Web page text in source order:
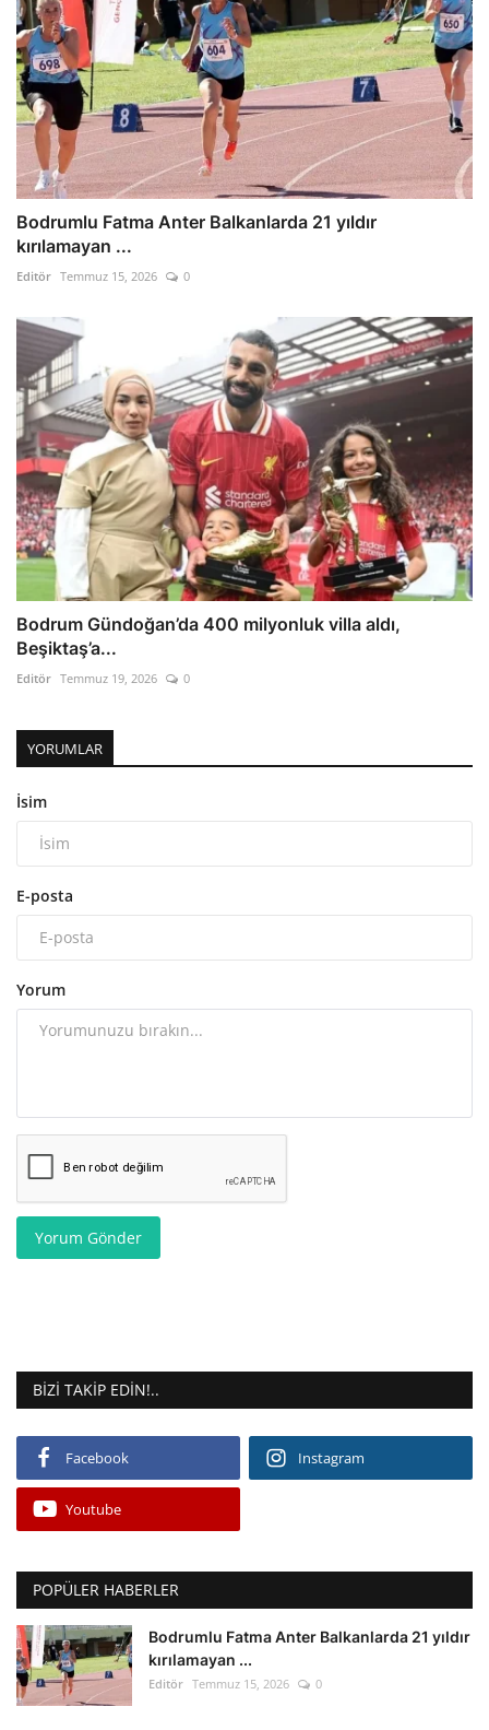
Bodrumlu Fatma Anter Balkanlarda 21 yıldır
kırılamayan ...
Editör Temmuz 15, 2026 0
Bodrum Gündoğan’da 400 milyonluk villa aldı,
Beşiktaş’a...
Editör Temmuz 19, 2026 0
YORUMLAR
İsim
E-posta
Yorum
Yorum Gönder
BIZI TAKIP EDIN!..
Facebook Instagram
Youtube
POPÜLER HABERLER
Bodrumlu Fatma Anter Balkanlarda 21 yıldır
kırılamayan ...
Editör Temmuz 15, 2026 0